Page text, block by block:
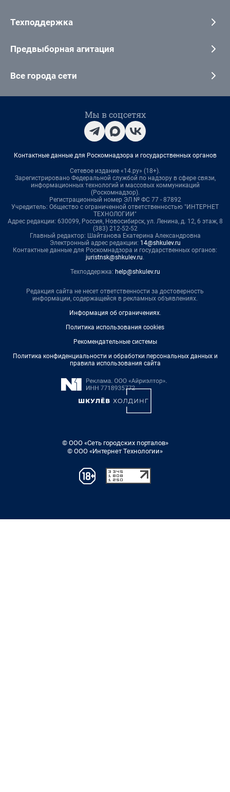
Техподдержка
Предвыборная агитация
Все города сети
Мы в соцсетях
Контактные данные для Роскомнадзора и государственных органов
Сетевое издание «14.ру» (18+).
Зарегистрировано Федеральной службой по надзору в сфере связи,
информационных технологий и массовых коммуникаций
(Роскомнадзор).
Регистрационный номер ЭЛ № ФС 77 - 87892
Учредитель: Общество с ограниченной ответственностью "ИНТЕРНЕТ
ТЕХНОЛОГИИ"
Адрес редакции: 630099, Россия, Новосибирск, ул. Ленина, д. 12, 6 этаж, 8
(383) 212-52-52
Главный редактор: Шайтанова Екатерина Александровна
Электронный адрес редакции: 14@shkulev.ru
Контактные данные для Роскомнадзора и государственных органов:
juristnsk@shkulev.ru.
Техподдержка: help@shkulev.ru
Редакция сайта не несет ответственности за достоверность
информации, содержащейся в рекламных объявлениях.
Информация об ограничениях.
Политика использования cookies
Рекомендательные системы
Политика конфиденциальности и обработки персональных данных и
правила использования сайта
© ООО «Сеть городских порталов»
© ООО «Интернет Технологии»